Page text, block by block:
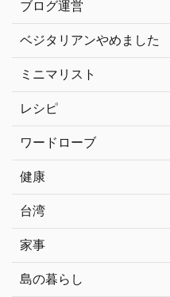
ブログ運営
ベジタリアンやめました
ミニマリスト
レシピ
ワードローブ
健康
台湾
家事
島の暮らし